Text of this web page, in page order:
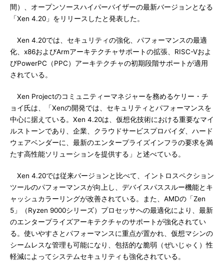
間）、オープンソースハイパーバイザーの最新バージョンとなる
「Xen 4.20」をリリースしたと発表した。
Xen 4.20では、セキュリティの強化、パフォーマンスの最適
化、x86およびArmアーキテクチャサポートの拡張、RISC-Vおよ
びPowerPC（PPC）アーキテクチャの初期段階サポートが適用
されている。
Xen Projectのコミュニティーマネジャーを務めるケリー・チ
ョイ氏は、「Xenの開発では、セキュリティとパフォーマンスを
中心に据えている。Xen 4.20は、仮想化技術における重要なマイ
ルストーンであり、企業、クラウドサービスプロバイダ、ハード
ウェアベンダーに、最新のエンタープライズインフラの要求を満
たす高性能ソリューションを提供する」と述べている。
Xen 4.20では従来バージョンと比べて、イントロスペクション
ツールのパフォーマンスが向上し、デバイスパススルー機能とキ
ャッシュカラーリングが改善されている。また、AMDの「Zen
5」（Ryzen 9000シリーズ）プロセッサへの最適化により、最新
のエンタープライズアーキテクチャのサポートが強化されてい
る。使いやすさとパフォーマンスに重点が置かれ、仮想マシンの
シームレスな管理も可能になり、包括的な脆弱（ぜいじゃく）性
軽減によってシステムセキュリティも強化されている。